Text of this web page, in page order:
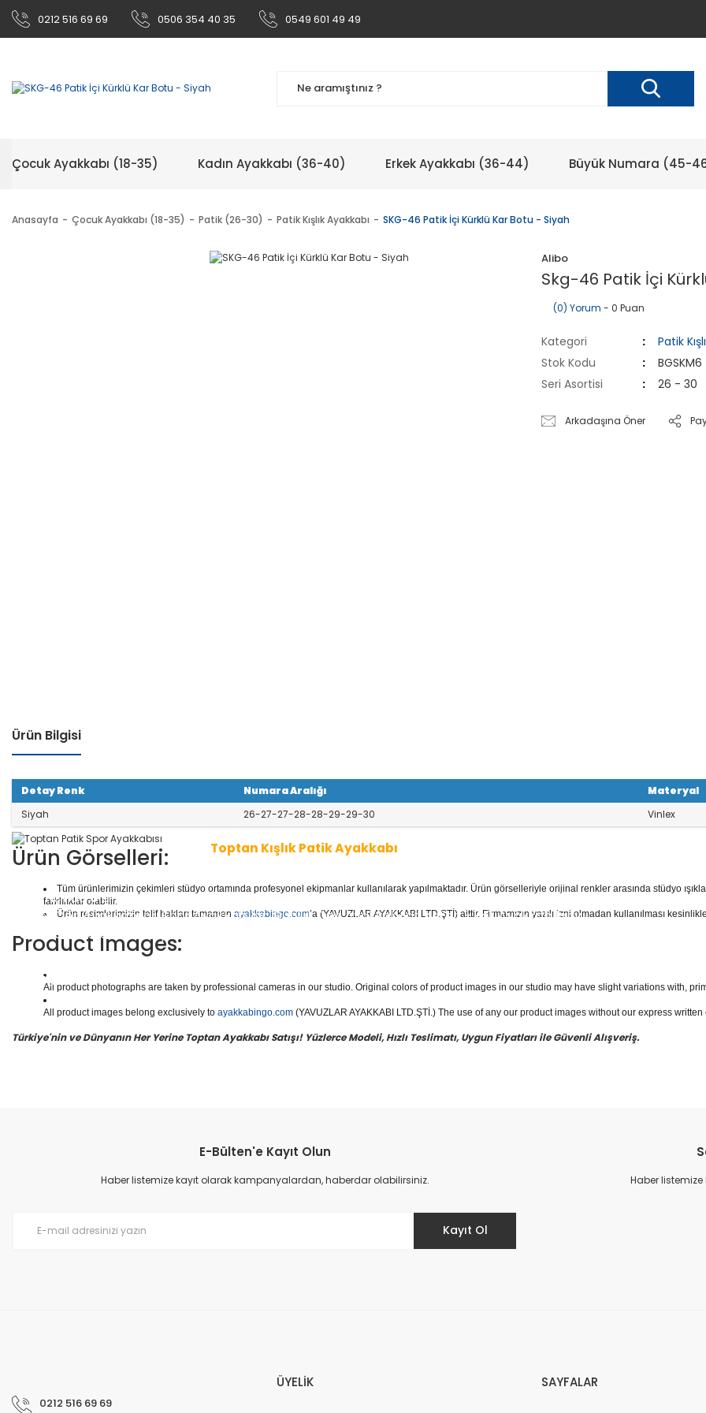
0212 516 69 69 0506 354 40 35 0549 601 49 49
Çocuk Ayakkabı (18-35) Kadın Ayakkabı (36-40) Erkek Ayakkabı (36-44) Büyük Numara (45-
Anasayfa Çocuk Ayakkabı (18-35) Patik (26-30) Patik Kışlık Ayakkabı SKG-46 Patik İçi Kürklü Kar Botu - Siyah
Alibo
Skg-46 Patik İçi
(0) Yorum - 0 Puan
Kategori
Patik
Stok Kodu
BGSKM6
Seri Asortisi
26 - 30
Arkadaşına Öner
Ürün Bilgisi
Detay Renk Numara Aralığı
Materyal
Siyah
26-27-27-28-28-29-29-30 Vinlex
Toptan Kışlık Patik Ayakkabı
1 seri içinde8çift ayakkabı bulunur. Toptan Patik Ayakkabı
kategorisinde; Botlar, Çizmeler, K
aliteli Deri Ayakkabılar, Spor Ayakkabılar, Günlük Deri Ayakkabılar, Keten - Kot Ayakkabılar v
e daha binlerce model patik ayakkabısı mevcuttur.
Yüzlerce modeli, hızlı teslimatı, uygun
n doğru adresi Yavuzlar Ayakkabı!
Ürün Görselleri:
Tüm ürünlerimizin çekimleri stüdyo ortamında profesyonel ekipmanlar kullanılarak yapılmaktadır. Ürün görselleriyle orijinal renkler arasında stüdyo
farklılıklar olabilir.
Ürün resimlerimizin telif hakları tamamen ayakkabingo.com’a (YAVUZLAR AYAKKABI LTD.ŞTİ) aittir. Firmamızın yazılı izni olmadan kullanılması
Product Images:
All product photographs are taken by professional cameras in our studio. Original colors of product images in our studio may have slight variations with,
All product images belong exclusively to ayakkabingo.com (YAVUZLAR AYAKKABI LTD.ŞTİ.) The use of any our product images without our express
Türkiye'nin ve Dünyanın Her Yerine Toptan Ayakkabı Satışı! Yüzlerce Modeli, Hızlı Teslimatı, Uygun Fiyatları ile Güvenli Alışveriş.
E-Bülten'e Kayıt Olun
Haber listemize kayıt olarak kampanyalardan, haberdar olabilirsiniz.
Kayıt Ol
Haber
0212 516 69 69
ÜYELİK SAYFALAR